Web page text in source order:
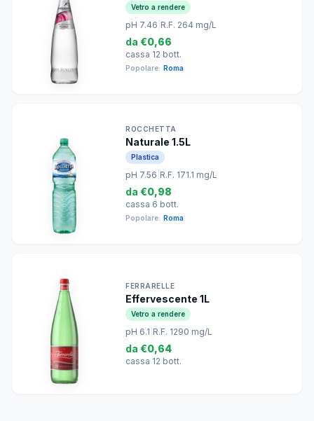
Vetro a rendere
pH 7.46 R.F. 264 mg/L
da €0,66
cassa 12 bott.
Popolare: Roma
ROCCHETTA
Naturale 1.5L
Plastica
pH 7.56 R.F. 171.1 mg/L
da €0,98
cassa 6 bott.
Popolare: Roma
FERRARELLE
Effervescente 1L
Vetro a rendere
pH 6.1 R.F. 1290 mg/L
da €0,64
cassa 12 bott.